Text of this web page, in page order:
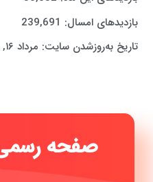
بازدیدهای امسال: 239,691
تاریخ به‌روزشدن سایت: مرداد ۱۶, ۱۴۰۵